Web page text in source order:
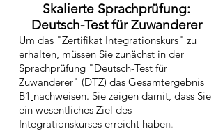
Skalierte Sprachprüfung:
Deutsch-Test für Zuwanderer
Um das "Zertifikat Integrationskurs" zu
erhalten, müssen Sie zunächst in der
Sprachprüfung "Deutsch-Test für
Zuwanderer" (DTZ) das Gesamtergebnis
B1 nachweisen. Sie zeigen damit, dass Sie
ein wesentliches Ziel des
Integrationskurses erreicht haben.